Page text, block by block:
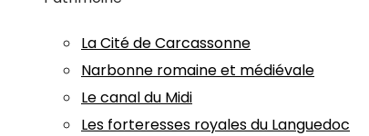
La Cité de Carcassonne
Narbonne romaine et médiévale
Le canal du Midi
Les forteresses royales du Languedoc